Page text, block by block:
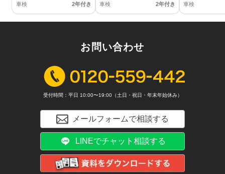
車検 2年付き 車検 2年付き 車検
お問い合わせ
受付時間：平日 10:00〜19:00（土日・祝日・年末年始休み）
メールフォームで相談する
LINEでチャット相談する